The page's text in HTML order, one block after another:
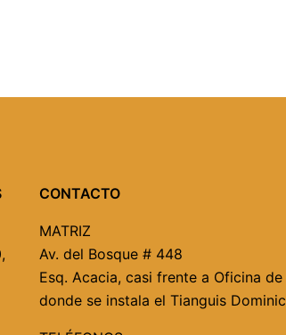
CONTACTO
MATRIZ
Av. del Bosque # 448
Esq. Acacia, casi frente a Oficina
donde se instala el Tianguis